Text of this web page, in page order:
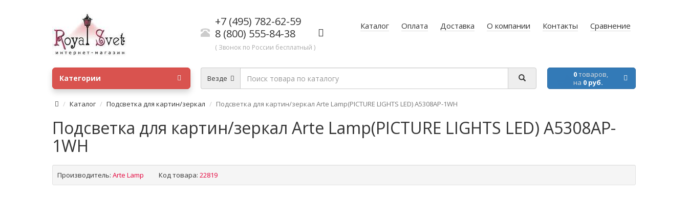
+7 (495) 782-62-59
8 (800) 555-84-38
( Звонок по России бесплатный )
Каталог Оплата Доставка О компании Контакты Сравнение
Везде 0товаров,
на 0 руб.
Категории
Каталог Подсветка для картин/зеркал Подсветка для картин/зеркал Arte Lamp(PICTURE LIGHTS LED) A5308AP-1WH
Подсветка для картин/зеркал Arte Lamp(PICTURE LIGHTS LED) A5308AP-
1WH
Производитель: Arte Lamp Код товара: 22819